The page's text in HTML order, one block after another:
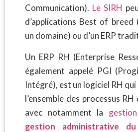
Communication). Le SIRH
d’applications Best of breed
un domaine) ou d’un ERP
Un ERP RH (Enterprise
également appelé PGI
Intégré), est un logiciel RH
l’ensemble des processus
avec notamment la
gestion administrative